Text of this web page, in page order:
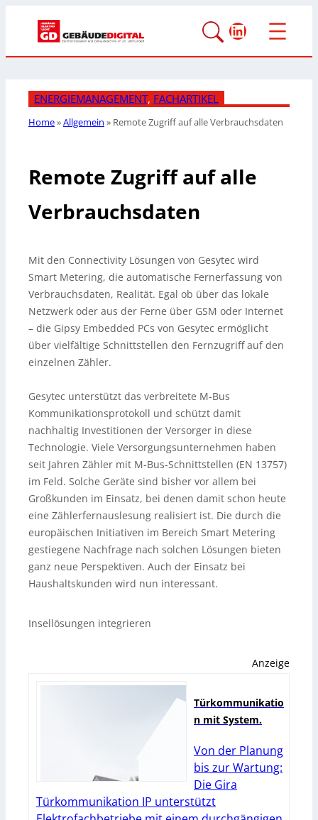
LinkedIn
ENERGIEMANAGEMENT, FACHARTIKEL
Home»Allgemein » Remote Zugriff auf alle Verbrauchsdaten
Remote Zugriff auf alle
Verbrauchsdaten
Mit den Connectivity Lösungen von Gesytec wird
Smart Metering, die automatische Fernerfassung von
Verbrauchsdaten, Realität. Egal ob über das lokale
Netzwerk oder aus der Ferne über GSM oder Internet
– die Gipsy Embedded PCs von Gesytec ermöglicht
über vielfältige Schnittstellen den Fernzugriff auf den
einzelnen Zähler.
Gesytec unterstützt das verbreitete M-Bus
Kommunikationsprotokoll und schützt damit
nachhaltig Investitionen der Versorger in diese
Technologie. Viele Versorgungsunternehmen haben
seit Jahren Zähler mit M-Bus-Schnittstellen (EN 13757)
im Feld. Solche Geräte sind bisher vor allem bei
Großkunden im Einsatz, bei denen damit schon heute
eine Zählerfernauslesung realisiert ist. Die durch die
europäischen Initiativen im Bereich Smart Metering
gestiegene Nachfrage nach solchen Lösungen bieten
ganz neue Perspektiven. Auch der Einsatz bei
Haushaltskunden wird nun interessant.
Insellösungen integrieren
Anzeige
Türkommunikatio
n mit System.
Von der Planung
bis zur Wartung:
Die Gira
Türkommunikation IP unterstützt